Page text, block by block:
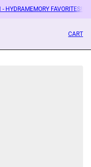
HYDRAMEMORY FAVORITES!
CART